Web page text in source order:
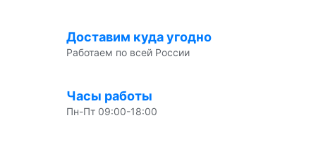
Доставим куда угодно
Работаем по всей России
Часы работы
Пн-Пт 09:00-18:00